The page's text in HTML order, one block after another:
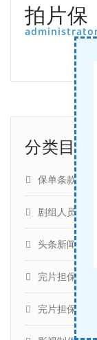
拍片保
分类目录
保单条款
剧组人员 |
头条新闻
完片担保
完片担保